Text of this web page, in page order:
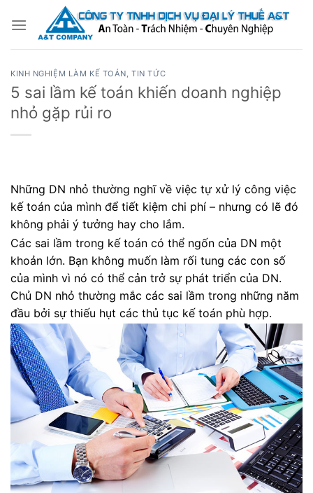
qua
KINH NGHIỆM LÀM KẾ TOÁN,TIN TỨC
5 sai lầm kế toán khiến doanh nghiệp
nhỏ gặp rủi ro
Những DN nhỏ thường nghĩ về việc tự xử lý công việc
kế toán của mình để tiết kiệm chi phí – nhưng có lẽ đó
không phải ý tưởng hay cho lắm.
Các sai lầm trong kế toán có thể ngốn của DN một
khoản lớn. Bạn không muốn làm rối tung các con số
của mình vì nó có thể cản trở sự phát triển của DN.
Chủ DN nhỏ thường mắc các sai lầm trong những năm
đầu bởi sự thiếu hụt các thủ tục kế toán phù hợp.